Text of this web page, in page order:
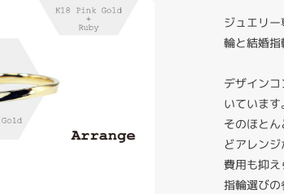
ジュエリ
輪と結婚指
デザイン
いています。
そのほと
どアレンジ
費用も抑
指輪選びの